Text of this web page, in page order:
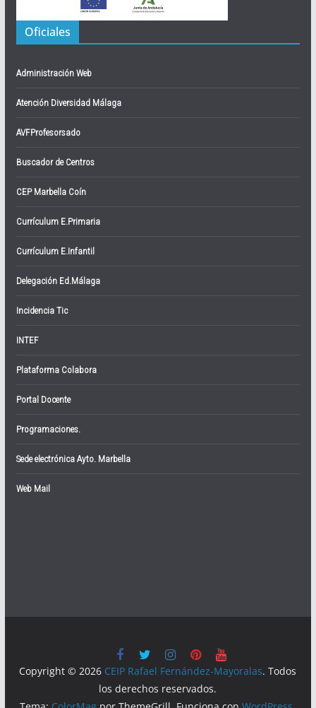
Oficiales
Administración Web
Atención Diversidad Málaga
AVFProfesorsado
Buscador de Centros
CEP Marbella Coín
Currículum E.Primaria
Currículum E.Infantil
Delegación Ed.Málaga
Incidencia Tic
INTEF
Plataforma Colabora
Portal Docente
Programaciones.
Sede electrónica Ayto. Marbella
Web Mail
Copyright © 2026 CEIP Rafael Fernández-Mayoralas. Todos
los derechos reservados.